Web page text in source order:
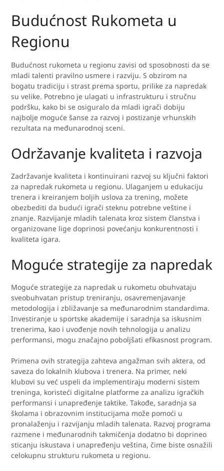
Budućnost Rukometa u
Regionu
Budućnost rukometa u regionu zavisi od sposobnosti da se
mladi talenti pravilno usmere i razviju. S obzirom na
bogatu tradiciju i strast prema sportu, prilike za napredak
su velike. Potrebno je ulagati u infrastrukturu i stručnu
podršku, kako bi se osiguralo da mladi igrači dobiju
najbolje moguće šanse za razvoj i postizanje vrhunskih
rezultata na međunarodnoj sceni.
Održavanje kvaliteta i razvoja
Zadržavanje kvaliteta i kontinuirani razvoj su ključni faktori
za napredak rukometa u regionu. Ulaganjem u edukaciju
trenera i kreiranjem boljih uslova za trening, možete
obezbediti da budući igrači steknu potrebne veštine i
znanje. Razvijanje mladih talenata kroz sistem članstva i
organizovane lige doprinosi povećanju konkurentnosti i
kvaliteta igara.
Moguće strategije za napredak
Moguće strategije za napredak u rukometu obuhvataju
sveobuhvatan pristup treniranju, osavremenjavanje
metodologija i zbližavanje sa međunarodnim standardima.
Investiranje u sportske akademije i saradnja sa iskusnim
trenerima, kao i uvođenje novih tehnologija u analizu
performansi, mogu značajno poboljšati efikasnost program.
Primena ovih strategija zahteva angažman svih aktera, od
saveza do lokalnih klubova i trenera. Na primer, neki
klubovi su već uspeli da implementiraju moderni sistem
treninga, koristeći digitalne platforme za analizu igračkih
performansi i unapređenje taktike. Takođe, saradnja sa
školama i obrazovnim institucijama može pomoći u
pronalaženju i razvijanju mladih talenata. Razvoj programa
razmene i međunarodnih takmičenja dodatno bi doprineo
sticanju iskustava i unapređenju veština, čime biste osnažili
celokupnu strukturu rukometa u regionu.